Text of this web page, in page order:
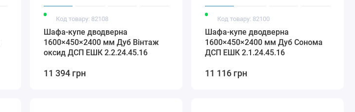
Код товару: 82108
Шафа-купе дводверна
1600×450×2400 мм Дуб Вінтаж
оксид ДСП EШК 2.2.24.45.16
11 394 грн
Код товару: 82100
Шафа-купе дводверна
1600×450×2400 мм Дуб Сонома
ДСП EШК 2.1.24.45.16
11 116 грн